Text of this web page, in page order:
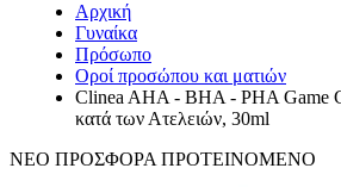
Αρχική
Γυναίκα
Πρόσωπο
Οροί προσώπου και ματιών
Clinea AHA - BHA - PHA Game
κατά των Ατελειών, 30ml
ΝΕΟ ΠΡΟΣΦΟΡΑ ΠΡΟΤΕΙΝΟΜΕΝΟ